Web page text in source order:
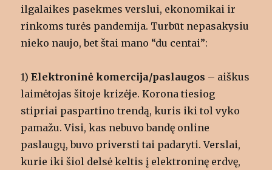
ilgalaikes pasekmes verslui, ekonomikai ir
rinkoms turės pandemija. Turbūt nepasakysiu
nieko naujo, bet štai mano “du centai”:
1)Elektroninė komercija/paslaugos – aiškus
laimėtojas šitoje krizėje. Korona tiesiog
stipriai paspartino trendą, kuris iki tol vyko
pamažu. Visi, kas nebuvo bandę online
paslaugų, buvo priversti tai padaryti. Verslai,
kurie iki šiol delsė keltis į elektroninę erdvę,